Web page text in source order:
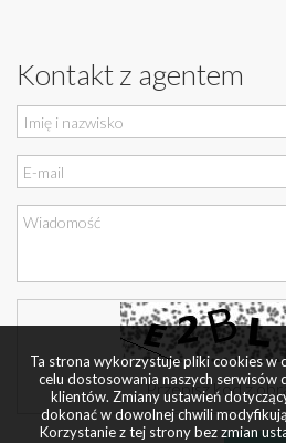
Kontakt z agentem
Ta strona wykorzystuje pliki cookies w
celu dostosowania naszych
klientów. Zmiany ustawień
dokonać w dowolnej chwili
Korzystanie z tej strony bez zmian